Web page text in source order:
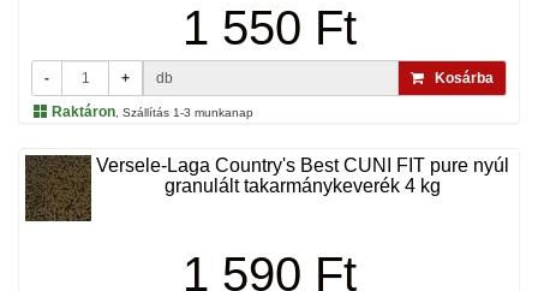
1 550 Ft
- + db
Kosárba
Raktáron , Szállítás 1-3 munkanap
Versele-Laga Country's Best CUNI FIT pure nyúl
granulált takarmánykeverék 4 kg
1 590 Ft